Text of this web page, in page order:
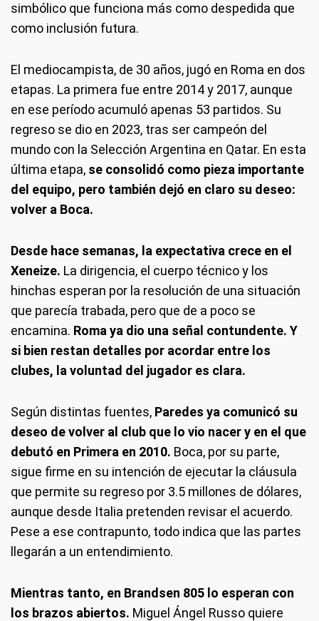
simbólico que funciona más como despedida que
como inclusión futura.
El mediocampista, de 30 años, jugó en Roma en dos
etapas. La primera fue entre 2014 y 2017, aunque
en ese período acumuló apenas 53 partidos. Su
regreso se dio en 2023, tras ser campeón del
mundo con la Selección Argentina en Qatar. En esta
última etapa, se consolidó como pieza importante
del equipo, pero también dejó en claro su deseo:
volver a Boca.
Desde hace semanas, la expectativa crece en el
Xeneize. La dirigencia, el cuerpo técnico y los
hinchas esperan por la resolución de una situación
que parecía trabada, pero que de a poco se
encamina. Roma ya dio una señal contundente. Y
si bien restan detalles por acordar entre los
clubes, la voluntad del jugador es clara.
Según distintas fuentes, Paredes ya comunicó su
deseo de volver al club que lo vio nacer y en el que
debutó en Primera en 2010. Boca, por su parte,
sigue firme en su intención de ejecutar la cláusula
que permite su regreso por 3.5 millones de dólares,
aunque desde Italia pretenden revisar el acuerdo.
Pese a ese contrapunto, todo indica que las partes
llegarán a un entendimiento.
Mientras tanto, en Brandsen 805 lo esperan con
los brazos abiertos. Miguel Ángel Russo quiere